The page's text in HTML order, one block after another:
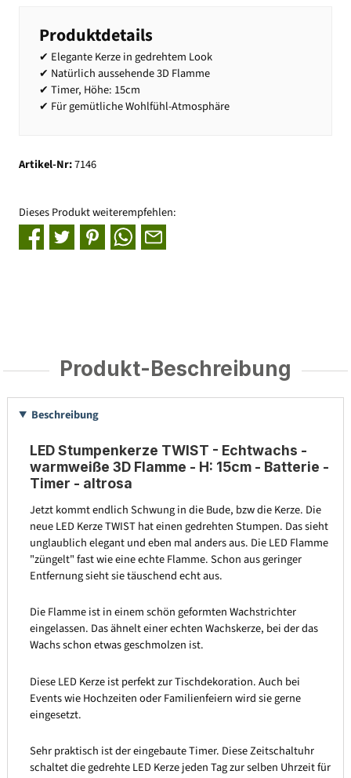
Produktdetails
✔ Elegante Kerze in gedrehtem Look
✔ Natürlich aussehende 3D Flamme
✔ Timer, Höhe: 15cm
✔ Für gemütliche Wohlfühl-Atmosphäre
Artikel-Nr:7146
Dieses Produkt weiterempfehlen:
Produkt-Beschreibung
Beschreibung
LED Stumpenkerze TWIST - Echtwachs -
warmweiße 3D Flamme - H: 15cm - Batterie -
Timer - altrosa
Jetzt kommt endlich Schwung in die Bude, bzw die Kerze. Die
neue LED Kerze TWIST hat einen gedrehten Stumpen. Das sieht
unglaublich elegant und eben mal anders aus. Die LED Flamme
"züngelt" fast wie eine echte Flamme. Schon aus geringer
Entfernung sieht sie täuschend echt aus.
Die Flamme ist in einem schön geformten Wachstrichter
eingelassen. Das ähnelt einer echten Wachskerze, bei der das
Wachs schon etwas geschmolzen ist.
Diese LED Kerze ist perfekt zur Tischdekoration. Auch bei
Events wie Hochzeiten oder Familienfeiern wird sie gerne
eingesetzt.
Sehr praktisch ist der eingebaute Timer. Diese Zeitschaltuhr
schaltet die gedrehte LED Kerze jeden Tag zur selben Uhrzeit für